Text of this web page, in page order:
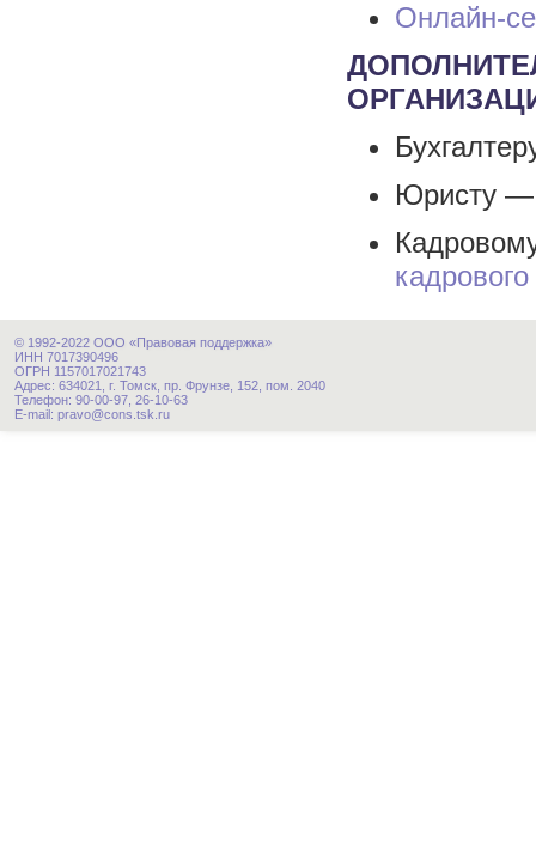
Онлайн-
Юристу
© 1992-2022 ООО «Правовая поддержка»
ИНН 7017390496
ОГРН 1157017021743
Адрес: 634021, г. Томск, пр. Фрунзе, 152, пом. 2040
Телефон: 90-00-97, 26-10-63
E-mail: pravo@cons.tsk.ru